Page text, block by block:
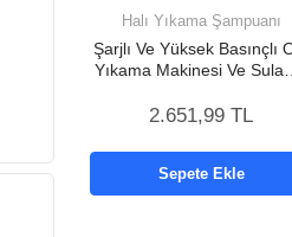
Halı Yıkama Şampuanı
Şarjlı Ve Yüksek Basınçlı
Yıkama Makinesi Ve
Makinesi
2.651,99 TL
Sepete Ekle